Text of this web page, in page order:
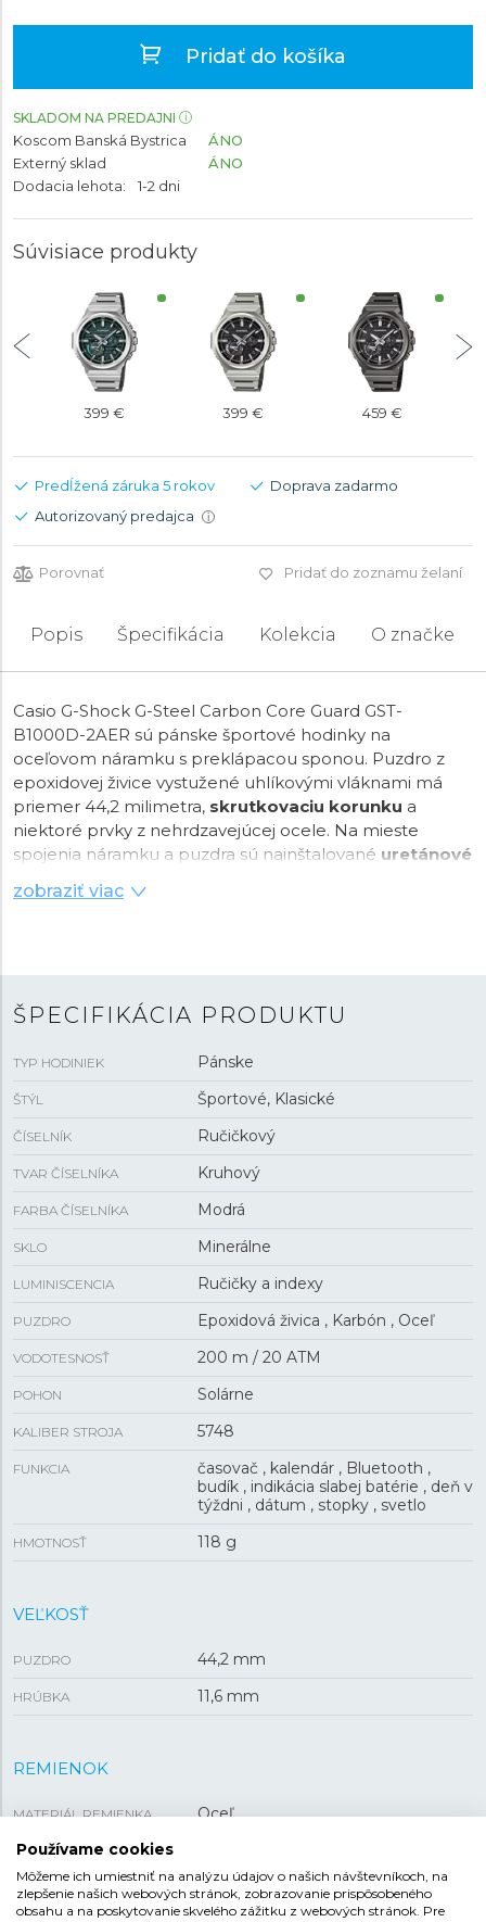
Pridať do košíka
SKLADOM NA PREDAJNI
Koscom Banská Bystrica
ÁNO
Externý sklad
ÁNO
Dodacia lehota:
1-2 dni
Súvisiace produkty
399 € 399 € 459 €
Predĺžená záruka 5 rokov
Doprava zadarmo
Autorizovaný predajca
i
Porovnať Pridať do zoznamu želaní
Popis Špecifikácia Kolekcia O značke
Casio G-Shock G-Steel Carbon Core Guard GST-
B1000D-2AER sú pánske športové hodinky na
oceľovom náramku s preklápacou sponou. Puzdro z
epoxidovej živice vystužené uhlíkovými vláknami má
priemer 44,2 milimetra, skrutkovaciu korunku a
niektoré prvky z nehrdzavejúcej ocele. Na mieste
spojenia náramku a puzdra sú nainštalované uretánové
, ktoré pomáhajú tlmiť nárazy a zvyšujú pevnosť
kovových spojov náramku. Modrý textúrovaný číelník s
sosolárnym napájaníms presnosťou ±15 sekúnd za
mesiac. Hodinky disponujú mnohými funkciami vrátane
kalendára s ukazovateľom dátumu a dňa v týždni,
a zobrazením času v 24-hodinovom formáte. Hodinky je
možné spárovať s telefónom pomocou
ponúka ďalšie funkcie, napríklad synchronizáciu času a
nájdenie telefónu. Hodinky sú odolné voči nárazom a s
vodotesnosťou
20 ATMsú vhodné na hlbinné
potápanie.
zobraziť viac
ŠPECIFIKÁCIA PRODUKTU
TYP HODINIEK Pánske
ŠTÝL Športové, Klasické
ČÍSELNÍK Ručičkový
TVAR ČÍSELNÍKA Kruhový
FARBA ČÍSELNÍKA Modrá
SKLO Minerálne
LUMINISCENCIA Ručičky a indexy
PUZDRO Epoxidová živica , Karbón , Oceľ
VODOTESNOSŤ 200 m / 20 ATM
POHON Solárne
KALIBER STROJA 5748
FUNKCIA
časovač , kalendár , Bluetooth ,
budík , indikácia slabej batérie , deň v
týždni , dátum , stopky , svetlo
HMOTNOSŤ 118 g
VEĽKOSŤ
PUZDRO 44,2 mm
HRÚBKA 11,6 mm
REMIENOK
MATERIÁL REMIENKA Oceľ
FARBA REMIENKA
SPONA Preklápacia
Používame cookies
Môžeme ich umiestniť na analýzu údajov o našich návštevníkoch, na
zlepšenie našich webových stránok, zobrazovanie prispôsobeného
obsahu a na poskytovanie skvelého zážitku z webových stránok. Pre